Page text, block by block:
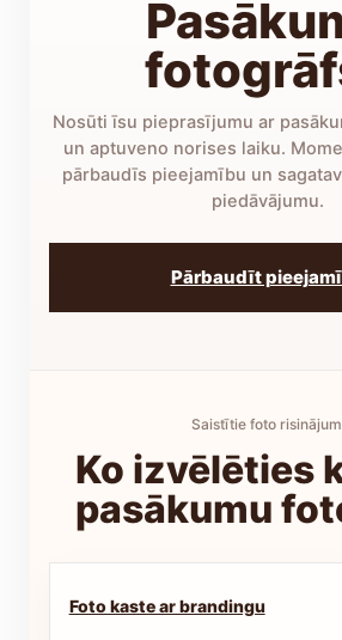
Nosūti īsu pieprasījumu ar
un aptuveno norises laiku.
pārbaudīs pieejamību un
piedāvājumu.
Pārbaudīt
Saistītie foto
Ko izvēlēties
pasākumu
Foto kaste ar brandingu